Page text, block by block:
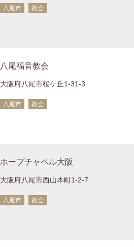
八尾市 教会
八尾福音教会
大阪府八尾市桜ケ丘1-31-3
八尾市 教会
ホープチャペル大阪
大阪府八尾市西山本町1-2-7
八尾市 教会